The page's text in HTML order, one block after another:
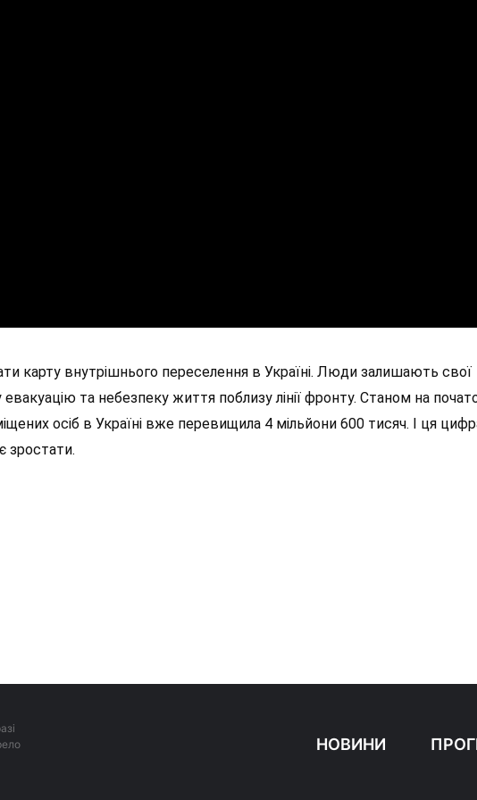
карту внутрішнього переселення в Україні. Люди залишають свої
та небезпеку життя поблизу лінії фронту. Станом на
осіб в Україні вже перевищила 4 мільйони 600 тисяч. І ця
зростати.
НОВИНИ